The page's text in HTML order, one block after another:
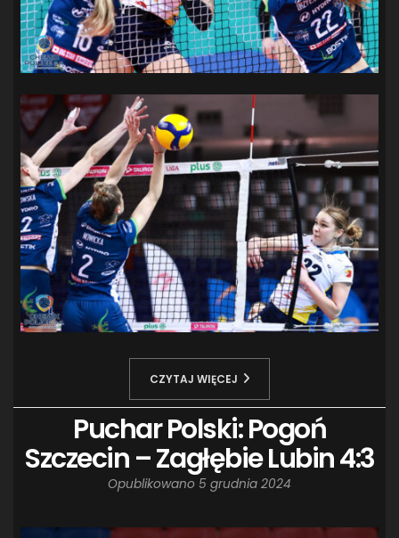
CZYTAJ WIĘCEJ
Puchar Polski: Pogoń
Szczecin – Zagłębie Lubin 4:3
Opublikowano 5 grudnia 2024